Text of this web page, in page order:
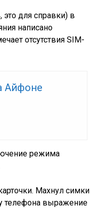
это для справки) в
написано
отсутствия SIM-
Айфоне
режима
Махнул симки
телефона выражение